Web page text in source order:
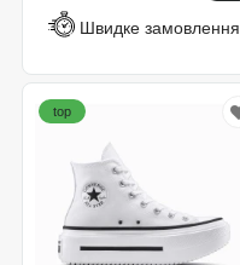
Швидке замовлення
top